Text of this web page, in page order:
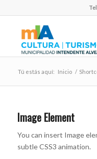
Tú estás aquí: Inicio /
Image Element
You can insert Image
subtle CSS3 animation.